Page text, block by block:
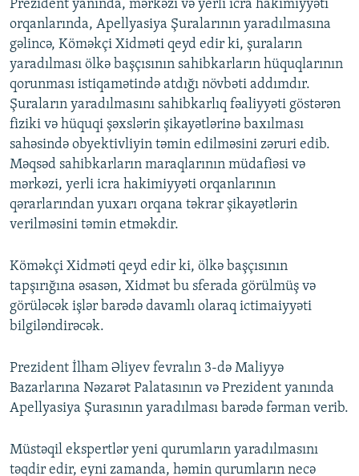
Prezident yanında, mərkəzi və yerli icra hakimiyyəti
orqanlarında, Apellyasiya Şuralarının yaradılmasına
gəlincə, Köməkçi Xidməti qeyd edir ki, şuraların
yaradılması ölkə başçısının sahibkarların hüquqlarının
qorunması istiqamətində atdığı növbəti addımdır.
Şuraların yaradılmasını sahibkarlıq fəaliyyəti göstərən
fiziki və hüquqi şəxslərin şikayətlərinə baxılması
sahəsində obyektivliyin təmin edilməsini zəruri edib.
Məqsəd sahibkarların maraqlarının müdafiəsi və
mərkəzi, yerli icra hakimiyyəti orqanlarının
qərarlarından yuxarı orqana təkrar şikayətlərin
verilməsini təmin etməkdir.
Köməkçi Xidməti qeyd edir ki, ölkə başçısının
tapşırığına əsasən, Xidmət bu sferada görülmüş və
görüləcək işlər barədə davamlı olaraq ictimaiyyəti
bilgiləndirəcək.
Prezident İlham Əliyev fevralın 3-də Maliyyə
Bazarlarına Nəzarət Palatasının və Prezident yanında
Apellyasiya Şurasının yaradılması barədə fərman verib.
Müstəqil ekspertlər yeni qurumların yaradılmasını
təqdir edir, eyni zamanda, həmin qurumların necə